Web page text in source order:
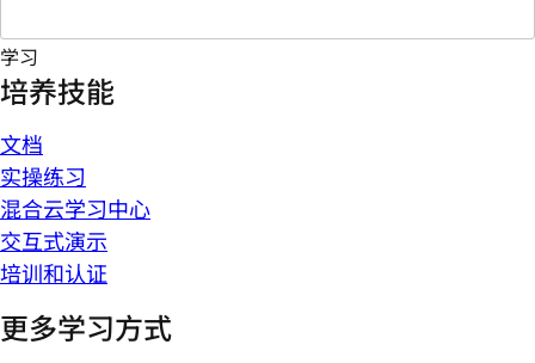
学习
培养技能
文档
实操练习
混合云学习中心
交互式演示
培训和认证
更多学习方式